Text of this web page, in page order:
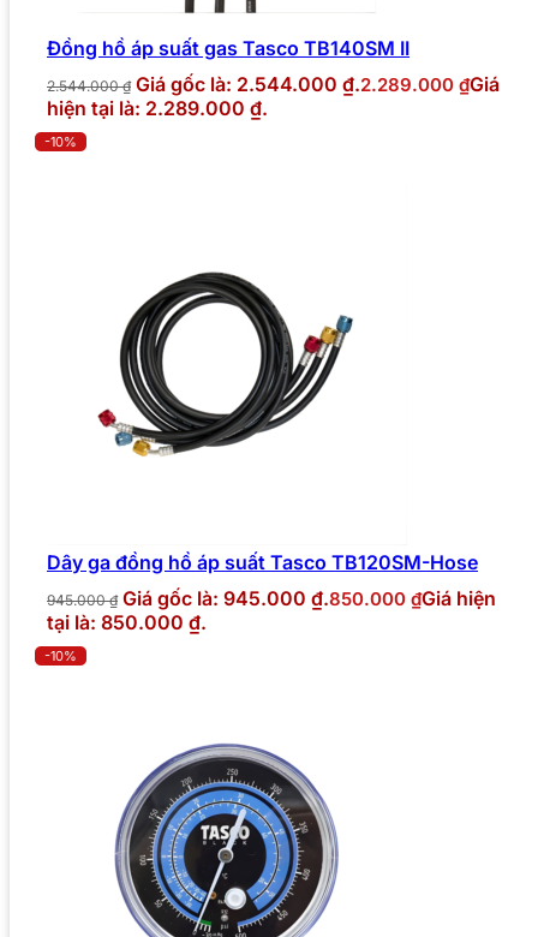
Đồng hồ áp suất gas Tasco TB140SM II
2.544.000₫ Giá gốc là: 2.544.000 ₫.2.289.000 ₫Giá
hiện tại là: 2.289.000 ₫.
-10%
Dây ga đồng hồ áp suất Tasco TB120SM-Hose
945.000₫ Giá gốc là: 945.000 ₫.850.000 ₫Giá hiện
tại là: 850.000 ₫.
-10%